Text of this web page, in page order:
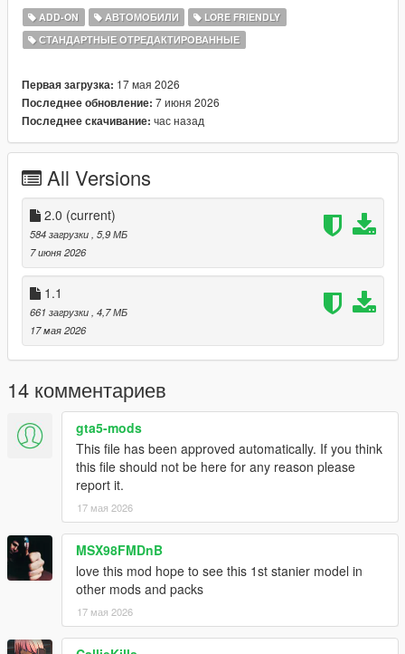
- Fix boot
2.0
- New headlights and front grille
Installation
1.copy the 'tm_stanier97' folder to the file path
2.open OpenIV, navigate to 'dlclist.xml' in
"mods/update/update.rpf/common/data/". Add "<
Item>dlcpacks:/tm_stanier97/< /Item>"
3.Remember to save the file and enjoy it.
ADD-ON АВТОМОБИЛИ
LORE FRIENDLY
СТАНДАРТНЫЕ ОТРЕДАКТИРОВАННЫЕ
Первая загрузка: 17 мая 2026
Последнее обновление: 7 июня 2026
Последнее скачивание: час назад
All Versions
2.0 (current)
584 загрузки , 5,9 МБ
7 июня 2026
1.1
661 загрузки , 4,7 МБ
17 мая 2026
14 комментариев
gta5-mods
This file has been approved automatically. If you think
this file should not be here for any reason please
report it.
17 мая 2026
MSX98FMDnB
love this mod hope to see this 1st stanier model in
other mods and packs
17 мая 2026